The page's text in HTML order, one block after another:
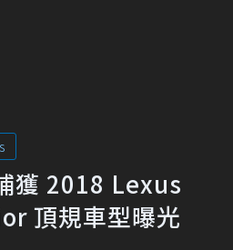
獲 2018 Lexus
頂規車型曝光